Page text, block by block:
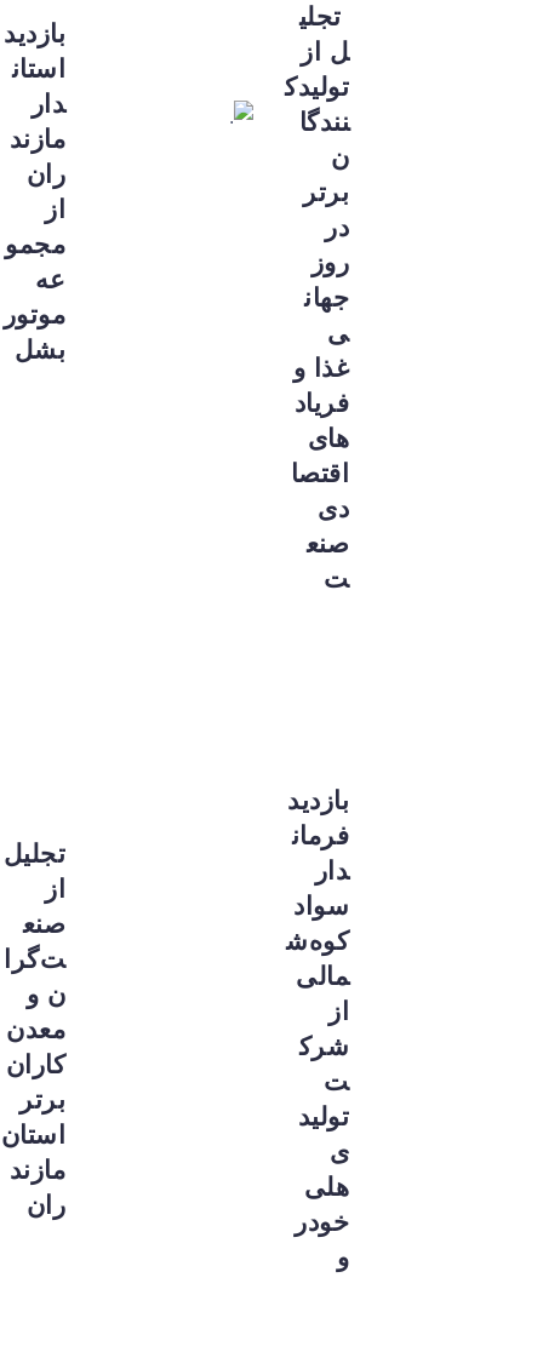
تجلی
ل از
تولیدک
نندگا
ن
برتر
در
روز
جهان
ی
غذا و
فریاد
های
اقتصا
دی
صنع
ت
بازدید
استان
دار
مازند
ران
از
مجمو
عه
موتور
بشل
بازدید
فرمان
دار
سواد
کوه‌ش
مالی
از
شرک
ت
تولید
ی
هلی
خودر
و
تجلیل
از
صنع
ت‌گرا
ن و
معدن‌
کاران
برتر
استان
مازند
ران